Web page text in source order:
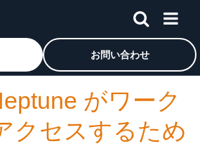
ブ サービスのホームページに戻るには、こ
お問い合わせ
がワーク
クセスするため